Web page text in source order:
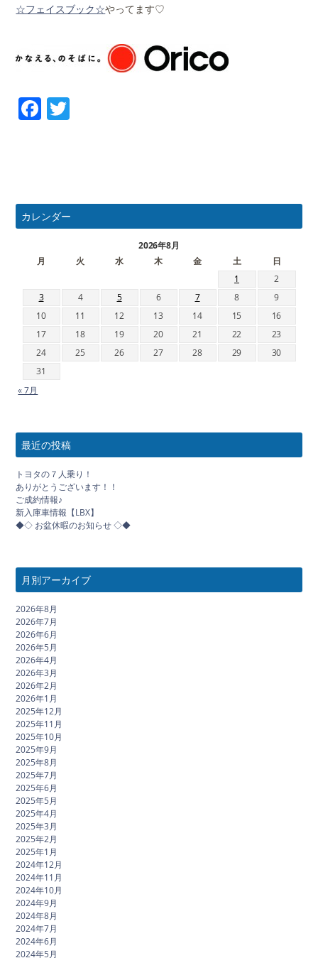
☆フェイスブック☆やってます♡
Facebook
カレンダー
2026年8月
月
火 水 木 金 土
日
1
2
3
4 5 6 7 8
9
10
11 12 13 14 15
16
17
18 19 20 21 22
23
24
25 26 27 28 29
30
31
« 7月
最近の投稿
トヨタの７人乗り！
ありがとうございます！！
ご成約情報♪
新入庫車情報【LBX】
◆◇ お盆休暇のお知らせ ◇◆
月別アーカイブ
2026年8月
2026年7月
2026年6月
2026年5月
2026年4月
2026年3月
2026年2月
2026年1月
2025年12月
2025年11月
2025年10月
2025年9月
2025年8月
2025年7月
2025年6月
2025年5月
2025年4月
2025年3月
2025年2月
2025年1月
2024年12月
2024年11月
2024年10月
2024年9月
2024年8月
2024年7月
2024年6月
2024年5月